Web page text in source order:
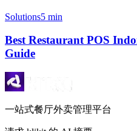
Solutions5 min
Best Restaurant POS
Guide
一站式餐厅外卖管理平台